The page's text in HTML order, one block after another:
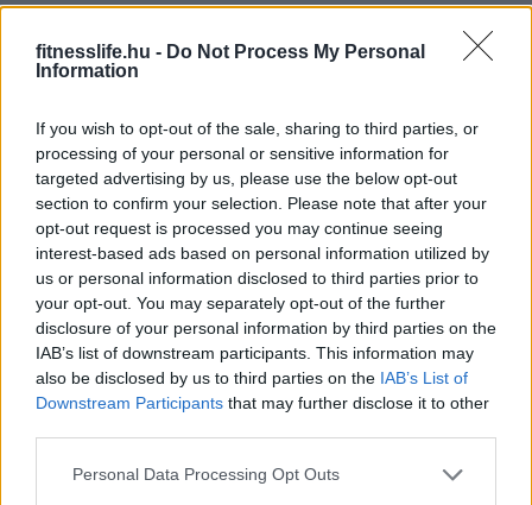
fitnesslife.hu - Do Not Process My Personal
Information
If you wish to opt-out of the sale, sharing to third parties, or
processing of your personal or sensitive information for
targeted advertising by us, please use the below opt-out
section to confirm your selection. Please note that after your
opt-out request is processed you may continue seeing
interest-based ads based on personal information utilized by
us or personal information disclosed to third parties prior to
your opt-out. You may separately opt-out of the further
disclosure of your personal information by third parties on the
IAB’s list of downstream participants. This information may
also be disclosed by us to third parties on the IAB’s List of
Downstream Participants that may further disclose it to other
Please note that this website/app uses one or more Google
Personal Data Processing Opt Outs
Szokatlan Munkák
Szórakozás
Túróval töltött cukkinihajó
10 diétás reggeli sok fehérjével, DE kevés
kalóriával
EZ IS ÉRDEKELHET: